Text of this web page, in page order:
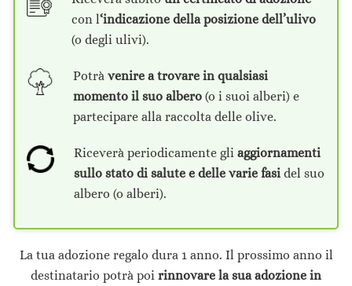
con l‘indicazione della posizione dell’ulivo
(o degli ulivi).
Potrà venire a trovare in qualsiasi
momento il suo albero (o i suoi alberi) e
partecipare alla raccolta delle olive.
Riceverà periodicamente gli aggiornamenti
sullo stato di salute e delle varie fasi del suo
albero (o alberi).
La tua adozione regalo dura 1 anno. Il prossimo anno il
destinatario potrà poi rinnovare la sua adozione in